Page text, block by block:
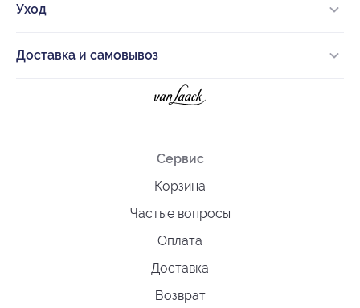
Уход
Доставка и самовывоз
Сервис
Корзина
Частые вопросы
Оплата
Доставка
Возврат